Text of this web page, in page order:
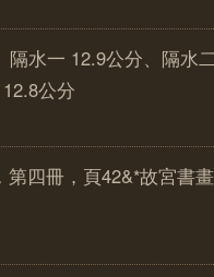
隔水一 12.9公分、隔水
公分
四冊，頁42&*故宮書